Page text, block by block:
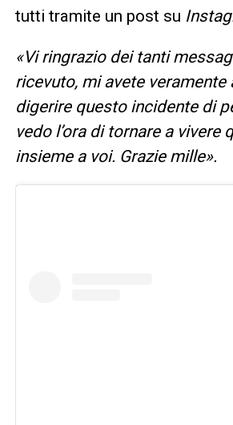
tutti tramite un post su
«Vi ringrazio dei tanti
ricevuto, mi avete veramente
digerire questo incidente di
vedo l’ora di tornare a vivere
insieme a voi. Grazie mille».